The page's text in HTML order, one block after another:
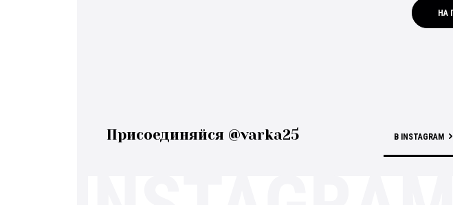
НА
Присоединяйся @varka25 В INSTAGRAM